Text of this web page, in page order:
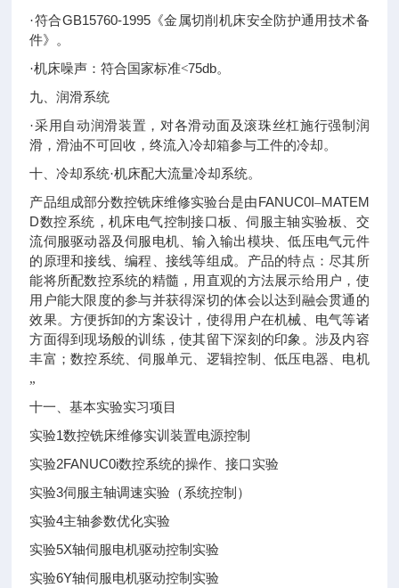
·符合GB15760-1995《金属切削机床安全防护通用技术备
件》。
·机床噪声：符合国家标准<75db。
九、润滑系统
·采用自动润滑装置，对各滑动面及滚珠丝杠施行强制润
滑，滑油不可回收，终流入冷却箱参与工件的冷却。
十、冷却系统·机床配大流量冷却系统。
产品组成部分数控铣床维修实验台是由FANUC0I–MATEM
D数控系统，机床电气控制接口板、伺服主轴实验板、交
流伺服驱动器及伺服电机、输入输出模块、低压电气元件
的原理和接线、编程、接线等组成。产品的特点：尽其所
能将所配数控系统的精髓，用直观的方法展示给用户，使
用户能大限度的参与并获得深切的体会以达到融会贯通的
效果。方便拆卸的方案设计，使得用户在机械、电气等诸
方面得到现场般的训练，使其留下深刻的印象。涉及内容
丰富；数控系统、伺服单元、逻辑控制、低压电器、电机
„
十一、基本实验实习项目
实验1数控铣床维修实训装置电源控制
实验2FANUC0i数控系统的操作、接口实验
实验3伺服主轴调速实验（系统控制）
实验4主轴参数优化实验
实验5X轴伺服电机驱动控制实验
实验6Y轴伺服电机驱动控制实验